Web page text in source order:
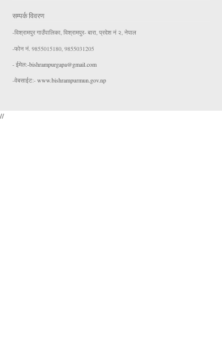
सम्पर्क विवरण
-विश्रामपुर गाउँपालिका, विश्रामपुर- बारा, प्रदेश नं २, नेपाल
-फोन नं. 9855015180, 9855031205
- ईमेल:-bishrampurgapa@gmail.com
-वेबसाईट:-www.bishrampurmun.gov.np
//